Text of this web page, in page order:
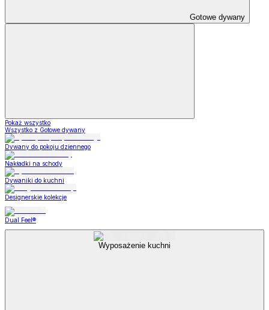
Gotowe dywany
Pokaż wszystko
Wszystko z Gotowe dywany
Dywany do pokoju dziennego
Nakładki na schody
Dywaniki do kuchni
Designerskie kolekcje
Dual Feel®
Wyposażenie kuchni